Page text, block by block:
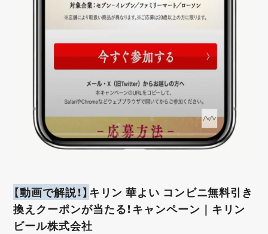
【動画で解説！】キリン 華よい コンビニ無料引き
換えクーポンが当たる！キャンペーン｜キリン
ビール株式会社